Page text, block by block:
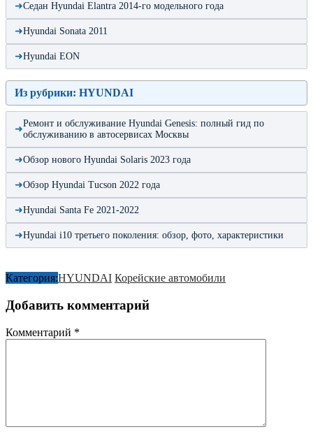
Седан Hyundai Elantra 2014-го модельного года
Hyundai Sonata 2011
Hyundai EON
Из рубрики: HYUNDAI
Ремонт и обслуживание Hyundai Genesis: полный гид по
обслуживанию в автосервисах Москвы
Обзор нового Hyundai Solaris 2023 года
Обзор Hyundai Tucson 2022 года
Hyundai Santa Fe 2021-2022
Hyundai i10 третьего поколения: обзор, фото, характеристики
Категория:HYUNDAI Корейские автомобили
Добавить комментарий
Комментарий *